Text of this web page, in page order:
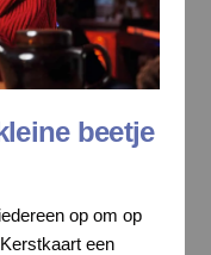
beetje
op om op
een